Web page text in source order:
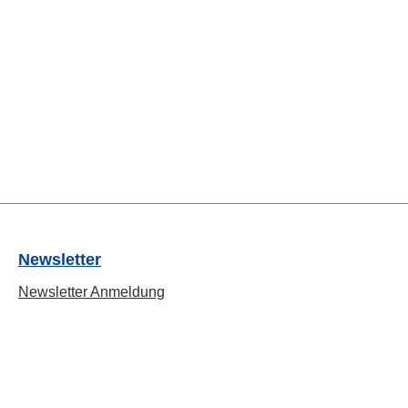
Newsletter
Newsletter Anmeldung